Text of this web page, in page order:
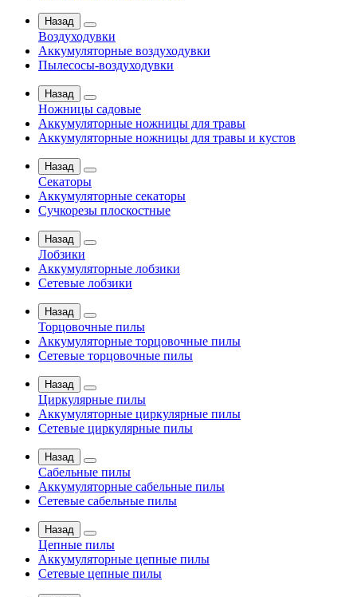
Назад
Воздуходувки
Аккумуляторные воздуходувки
Пылесосы-воздуходувки
Назад
Ножницы садовые
Аккумуляторные ножницы для травы
Аккумуляторные ножницы для травы и кустов
Назад
Секаторы
Аккумуляторные секаторы
Сучкорезы плоскостные
Назад
Лобзики
Аккумуляторные лобзики
Сетевые лобзики
Назад
Торцовочные пилы
Аккумуляторные торцовочные пилы
Сетевые торцовочные пилы
Назад
Циркулярные пилы
Аккумуляторные циркулярные пилы
Сетевые циркулярные пилы
Назад
Сабельные пилы
Аккумуляторные сабельные пилы
Сетевые сабельные пилы
Назад
Цепные пилы
Аккумуляторные цепные пилы
Сетевые цепные пилы